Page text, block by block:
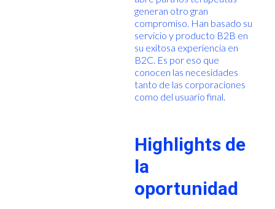
generan otro gran
compromiso. Han basado su
servicio y producto B2B en
su exitosa experiencia en
B2C. Es por eso que
conocen las necesidades
tanto de las corporaciones
como del usuario final.
Highlights de
la
oportunidad